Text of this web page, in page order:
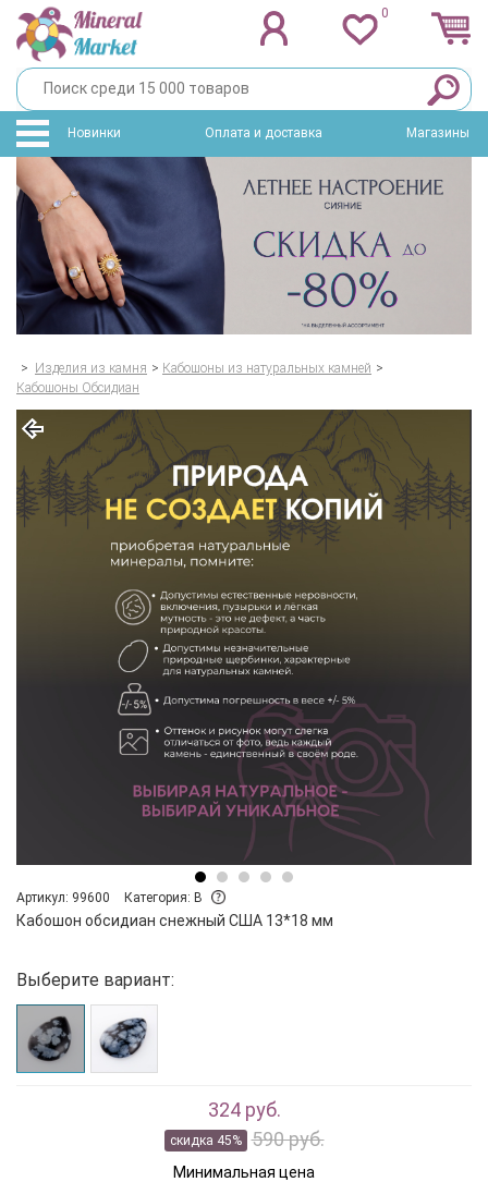
0
Новинки Оплата и доставка Магазины
> Изделия из камня > Кабошоны из натуральных камней >
Кабошоны Обсидиан
Артикул: 99600 Категория: B
Кабошон обсидиан снежный США 13*18 мм
Выберите вариант:
324 руб.
скидка 45% 590 руб.
Минимальная цена